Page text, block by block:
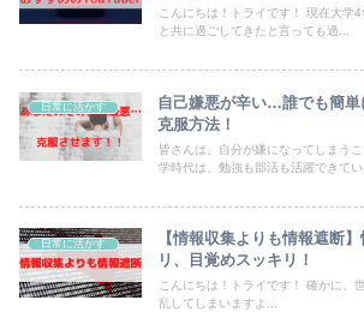
こんにちは！トライです！ 現在大学
と共に過ごしてきたと言っても過...
日常に活かす
自己嫌悪が辛い…誰でも簡単
克服方法！
皆さんは、自分が嫌になってしまう
学時代は、勉強も部活も活躍できてい
日常に活かす
【情報収集よりも情報遮断
リ、目覚めスッキリ！
こんにちは！トライです！ 確かに、
乱してしまいますよ...